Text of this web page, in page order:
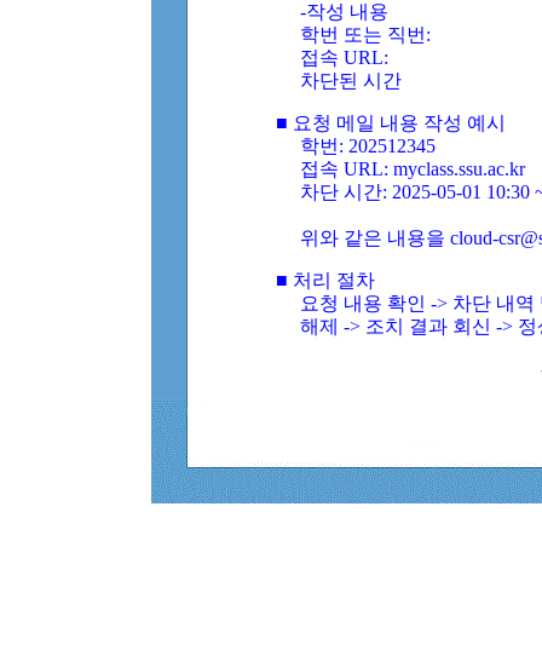
-작성 내용
학번 또는 직번:
접속 URL:
차단된 시간
■ 요청 메일 내용 작성 예시
학번: 202512345
접속 URL: myclass.ssu.ac.kr
차단 시간: 2025-05-01 10:30
위와 같은 내용을 cloud-
■ 처리 절차
요청 내용 확인 -> 차단 내
해제 -> 조치 결과 회신 ->